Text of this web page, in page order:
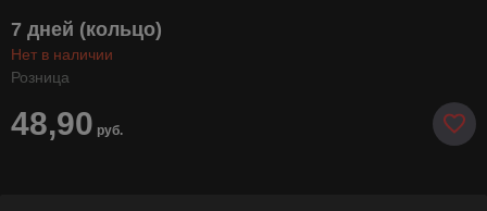
7 дней (кольцо)
Нет в наличии
Розница
48,90 руб.